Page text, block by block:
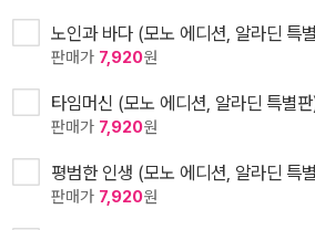
노인과 바다 (모노 에디션, 알라딘 특
판매가 7,920원
타임머신 (모노 에디션, 알라딘 특별
판매가 7,920원
평범한 인생 (모노 에디션, 알라딘 특
판매가 7,920원